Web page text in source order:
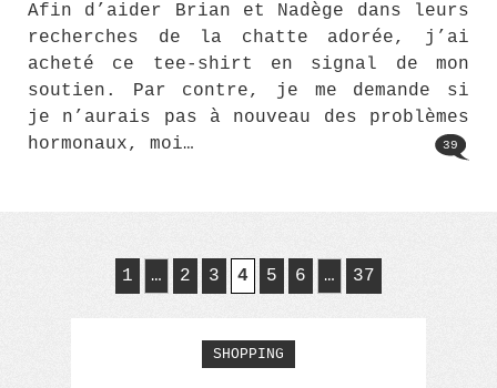
Afin d’aider Brian et Nadège dans leurs
recherches de la chatte adorée, j’ai
acheté ce tee-shirt en signal de mon
soutien. Par contre, je me demande si
je n’aurais pas à nouveau des problèmes
hormonaux, moi…
39
1 … 2 3 4 5 6 … 37
SHOPPING